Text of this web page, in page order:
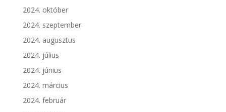
2024. október
2024. szeptember
2024. augusztus
2024. július
2024. június
2024. március
2024. február